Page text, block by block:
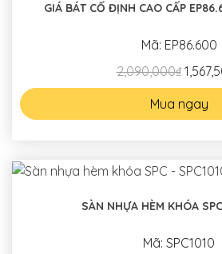
GIÁ BÁT CỐ ĐỊNH CAO CẤP
Mã: EP86.600
2,090,000₫
Mua ngay
SÀN NHỰA HÈM KHÓA
Mã: SPC1010